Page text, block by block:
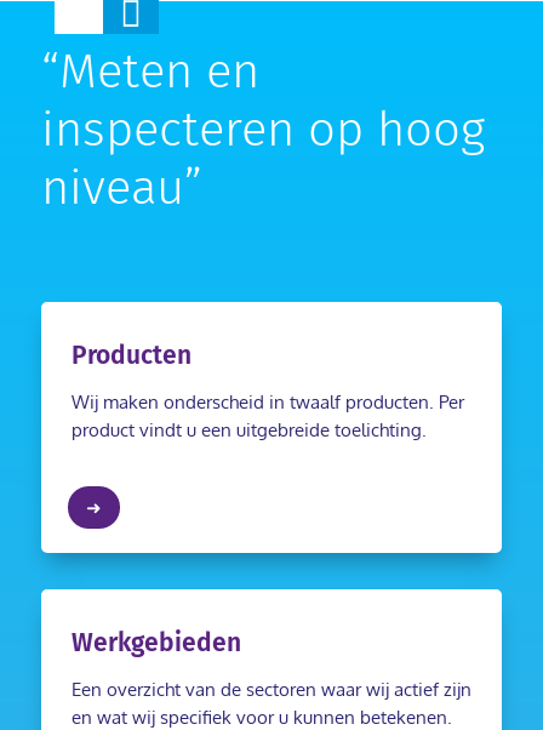

“Meten en
inspecteren op hoog
niveau”
Producten
Wij maken onderscheid in twaalf producten. Per
product vindt u een uitgebreide toelichting.
➜
Werkgebieden
Een overzicht van de sectoren waar wij actief zijn
en wat wij specifiek voor u kunnen betekenen.